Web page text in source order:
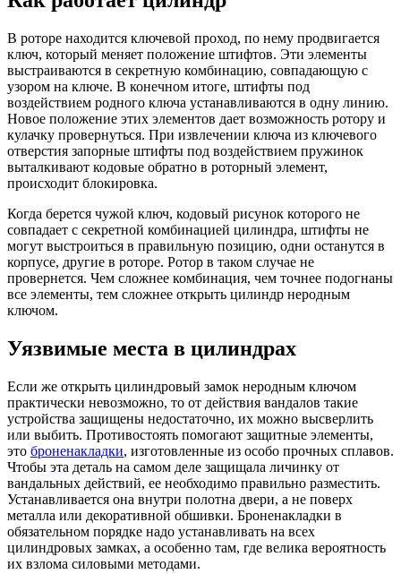
В роторе находится ключевой проход, по нему продвигается
ключ, который меняет положение штифтов. Эти элементы
выстраиваются в секретную комбинацию, совпадающую с
узором на ключе. В конечном итоге, штифты под
воздействием родного ключа устанавливаются в одну линию.
Новое положение этих элементов дает возможность ротору и
кулачку провернуться. При извлечении ключа из ключевого
отверстия запорные штифты под воздействием пружинок
выталкивают кодовые обратно в роторный элемент,
происходит блокировка.
Когда берется чужой ключ, кодовый рисунок которого не
совпадает с секретной комбинацией цилиндра, штифты не
могут выстроиться в правильную позицию, одни останутся в
корпусе, другие в роторе. Ротор в таком случае не
провернется. Чем сложнее комбинация, чем точнее подогнаны
все элементы, тем сложнее открыть цилиндр неродным
ключом.
Уязвимые места в цилиндрах
Если же открыть цилиндровый замок неродным ключом
практически невозможно, то от действия вандалов такие
устройства защищены недостаточно, их можно высверлить
или выбить. Противостоять помогают защитные элементы,
это броненакладки, изготовленные из особо прочных сплавов.
Чтобы эта деталь на самом деле защищала личинку от
вандальных действий, ее необходимо правильно разместить.
Устанавливается она внутри полотна двери, а не поверх
металла или декоративной обшивки. Броненакладки в
обязательном порядке надо устанавливать на всех
цилиндровых замках, а особенно там, где велика вероятность
их взлома силовыми методами.